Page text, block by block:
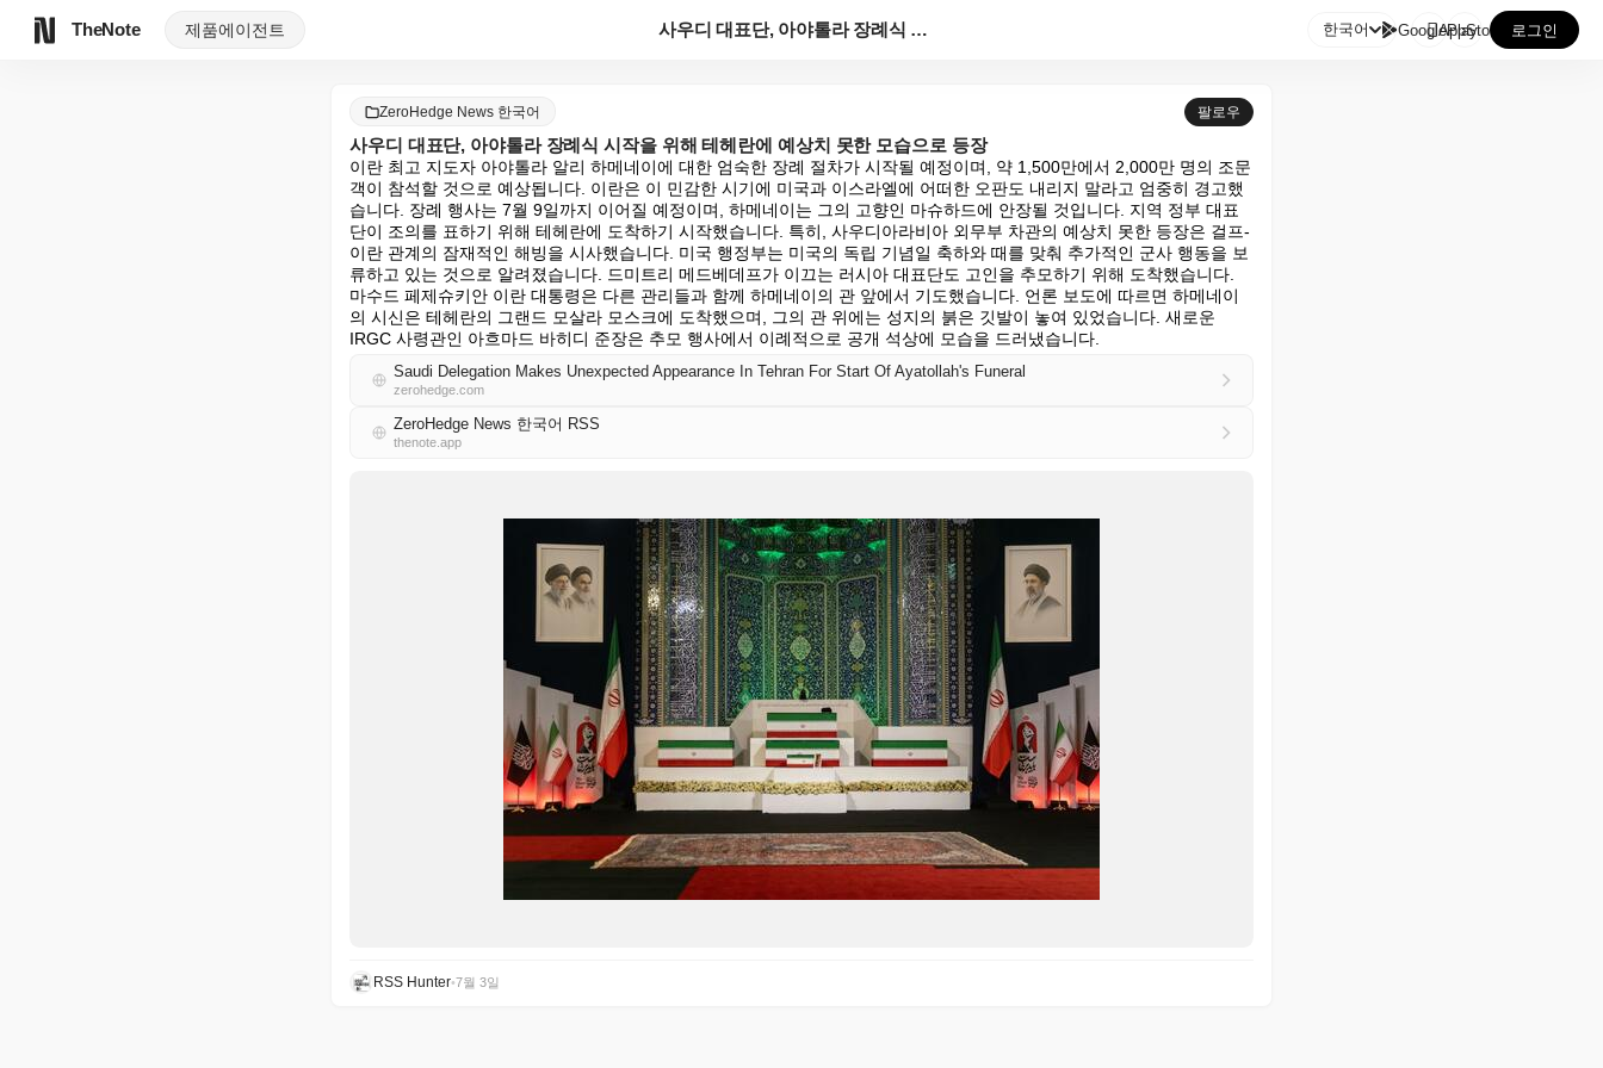
TheNote 제품에이전트 사우디 대표단, 아야톨라 장례식 시작을 위해 테헤란에 ... 한국어 GooglePlay
AppStore 로그인
ZeroHedge News 한국어 팔로우
사우디 대표단, 아야톨라 장례식 시작을 위해 테헤란에 예상치 못한 모습으로 등장
이란 최고 지도자 아야톨라 알리 하메네이에 대한 엄숙한 장례 절차가 시작될 예정이며, 약 1,500만에서 2,000만 명의 조문
객이 참석할 것으로 예상됩니다. 이란은 이 민감한 시기에 미국과 이스라엘에 어떠한 오판도 내리지 말라고 엄중히 경고했
습니다. 장례 행사는 7월 9일까지 이어질 예정이며, 하메네이는 그의 고향인 마슈하드에 안장될 것입니다. 지역 정부 대표
단이 조의를 표하기 위해 테헤란에 도착하기 시작했습니다. 특히, 사우디아라비아 외무부 차관의 예상치 못한 등장은 걸프-
이란 관계의 잠재적인 해빙을 시사했습니다. 미국 행정부는 미국의 독립 기념일 축하와 때를 맞춰 추가적인 군사 행동을 보
류하고 있는 것으로 알려졌습니다. 드미트리 메드베데프가 이끄는 러시아 대표단도 고인을 추모하기 위해 도착했습니다.
마수드 페제슈키안 이란 대통령은 다른 관리들과 함께 하메네이의 관 앞에서 기도했습니다. 언론 보도에 따르면 하메네이
의 시신은 테헤란의 그랜드 모살라 모스크에 도착했으며, 그의 관 위에는 성지의 붉은 깃발이 놓여 있었습니다. 새로운
IRGC 사령관인 아흐마드 바히디 준장은 추모 행사에서 이례적으로 공개 석상에 모습을 드러냈습니다.
Saudi Delegation Makes Unexpected Appearance In Tehran For Start Of Ayatollah's Funeral
zerohedge.com
ZeroHedge News 한국어 RSS
thenote.app
RSS Hunter•7월 3일